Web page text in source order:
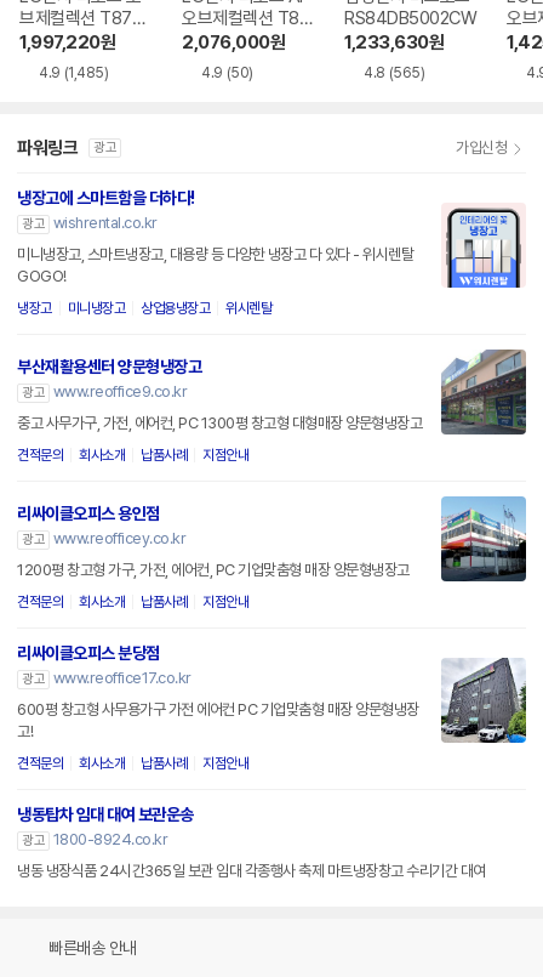
브제컬렉션 T873
MEE111
1,997,220원
4.9 (1,485)
오브제컬렉션 T87
6MQQ1H1
2,076,000원
4.9 (50)
RS84DB5002CW
1,233,630원
4.8 (565)
오브
파워링크 광고 가입신청
냉장고에 스마트함을 더하다!
광고 wishrental.co.kr
미니냉장고, 스마트냉장고, 대용량 등 다양한 냉장고 다 있다 - 위시렌탈
GOGO!
냉장고 미니냉장고 상업용냉장고 위시렌탈
부산재활용센터 양문형냉장고
광고 www.reoffice9.co.kr
중고 사무가구, 가전, 에어컨, PC 1300평 창고형 대형매장 양문형냉장고
견적문의 회사소개 납품사례 지점안내
리싸이클오피스 용인점
광고 www.reofficey.co.kr
1200평 창고형 가구, 가전, 에어컨, PC 기업맞춤형 매장 양문형냉장고
견적문의 회사소개 납품사례 지점안내
리싸이클오피스 분당점
광고 www.reoffice17.co.kr
600평 창고형 사무용가구 가전 에어컨 PC 기업맞춤형 매장 양문형냉장
고!
견적문의 회사소개 납품사례 지점안내
냉동탑차 임대 대여 보관운송
광고 1800-8924.co.kr
냉동 냉장식품 24시간365일 보관 임대 각종행사 축제 마트냉장창고 수리기간 대여
빠른배송 안내